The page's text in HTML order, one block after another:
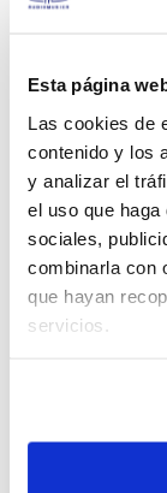
Esta página
Las cookies de
contenido y los
y analizar el
el uso que
sociales,
combinarla con
que hayan
servicios.
El